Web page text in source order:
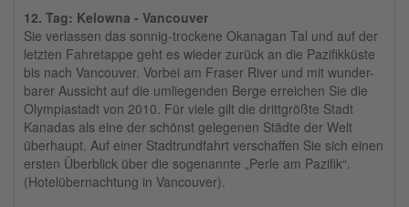
12. Tag: Kelowna - Vancouver
Sie verlassen das sonnig-trockene Okanagan Tal und auf der
letzten Fahretappe geht es wieder zurück an die Pazifikküste
bis nach Vancouver. Vorbei am Fraser River und mit wunder-
barer Aussicht auf die umliegenden Berge erreichen Sie die
Olympiastadt von 2010. Für viele gilt die drittgrößte Stadt
Kanadas als eine der schönst gelegenen Städte der Welt
überhaupt. Auf einer Stadtrundfahrt verschaffen Sie sich einen
ersten Überblick über die sogenannte „Perle am Pazifik“.
(Hotelübernachtung in Vancouver).